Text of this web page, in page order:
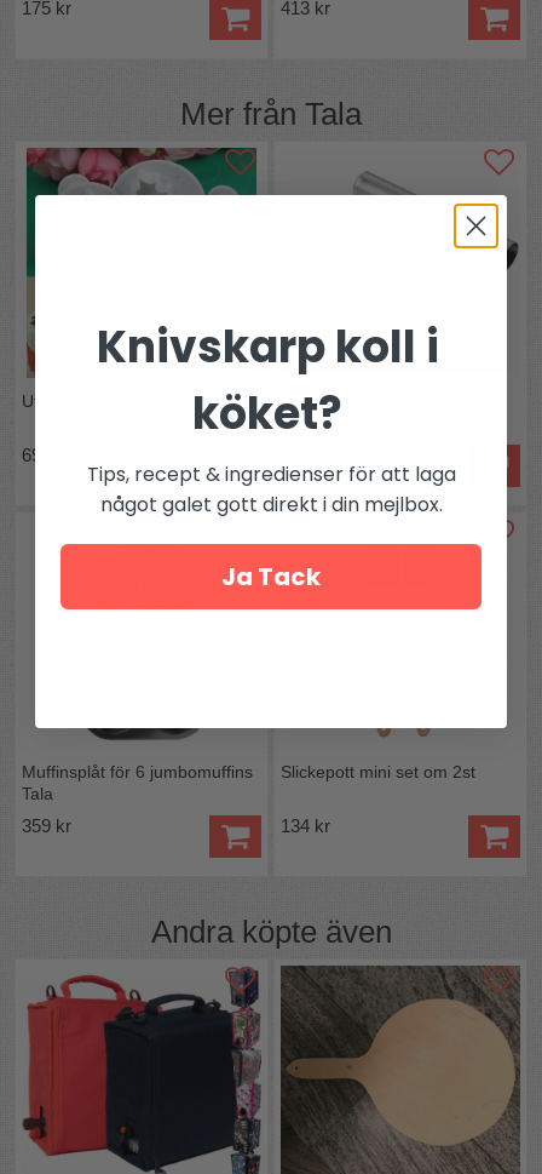
175 kr 413 kr
Mer från Tala
Utstickare järneksblad
69 kr
Degskrapa med linjal Tala
Muffinsplåt för 6 jumbomuffins
Tala
359 kr
Slickepott mini set om 2st
134 kr
Andra köpte även
Knivskarp koll i
köket?
Tips, recept & ingredienser för att laga
något galet gott direkt i din mejlbox.
Ja Tack